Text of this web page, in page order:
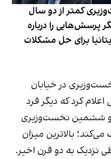
کمتر از دو سال
پرسش‌هایی را درباره
برای حل مشکلات
در خیابان
کرد که دیگر فرد
او ششمین نخست‌وزیری
بالاترین میزان
نزدیک به دو قرن اخیر.